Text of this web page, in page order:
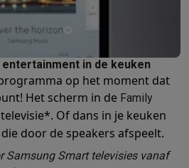
soundbar2026 TV
Home cinema
Koptelefoons
speakersSmart speakersParty
PlatenspelersHifi-ketens
CoyoteGPS accessoires
Kabels Draagbare
Instant camera's Canon
DronesCamcorder
in de keuken
op het moment dat
Het scherm in de Family
Of dans in je keuken
door de speakers afspeelt.
Samsung Smart televisies vanaf